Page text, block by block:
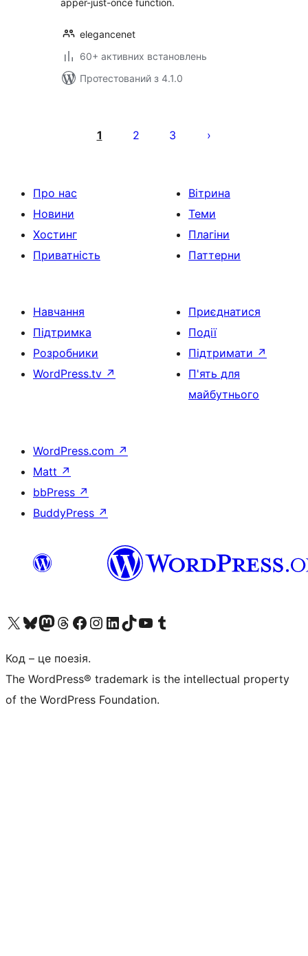
apper-just-once function.
elegancenet
60+ активних встановлень
Протестований з 4.1.0
записів
1 2 3
Про нас
Новини
Хостинг
Приватність
Вітрина
Теми
Плагіни
Паттерни
Навчання
Підтримка
Розробники
WordPress.tv ↗
Приєднатися
Події
Підтримати ↗
П'ять для
майбутнього
WordPress.com ↗
Matt ↗
bbPress ↗
BuddyPress ↗
Visit our X (formerly Twitter) account
Visit our Bluesky account
Завітайте до нашої стрічки в Mastodon
Visit our Threads account
Завітайте на нашу сторінку в Facebook
Visit our Instagram account
Visit our LinkedIn account
Visit our TikTok account
Visit our YouTube channel
Visit our Tumblr account
Код – це поезія.
The WordPress® trademark is the intellectual property
of the WordPress Foundation.